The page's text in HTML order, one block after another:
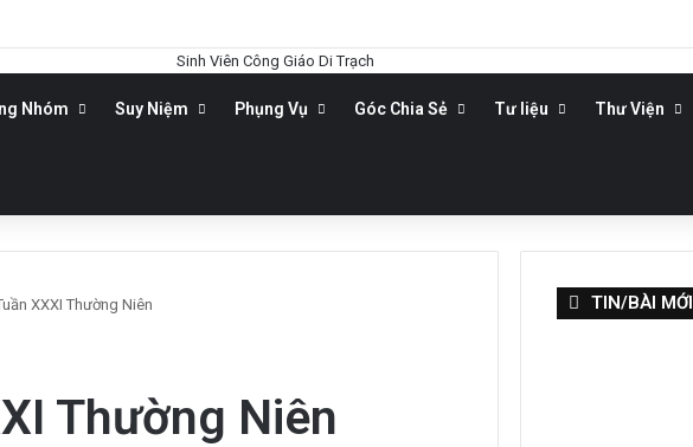
Nhóm Suy Niệm Phụng Vụ Góc Chia Sẻ Tư liệu Thư Viện
XXXI Thường Niên
Thường Niên
TIN/BÀI MỚI